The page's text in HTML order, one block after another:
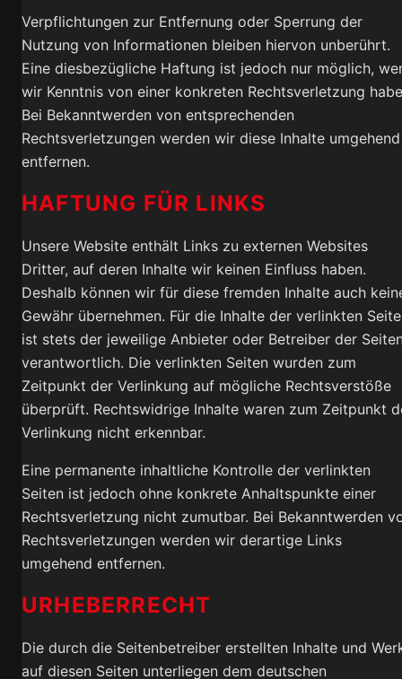
Verpflichtungen zur Entfernung oder Sperrung der
Nutzung von Informationen bleiben hiervon unberührt.
Eine diesbezügliche Haftung ist jedoch nur möglich,
wir Kenntnis von einer konkreten Rechtsverletzung
Bei Bekanntwerden von entsprechenden
Rechtsverletzungen werden wir diese Inhalte umgehend
entfernen.
HAFTUNG FÜR LINKS
Unsere Website enthält Links zu externen Websites
Dritter, auf deren Inhalte wir keinen Einfluss haben.
Deshalb können wir für diese fremden Inhalte auch
Gewähr übernehmen. Für die Inhalte der verlinkten
ist stets der jeweilige Anbieter oder Betreiber der
verantwortlich. Die verlinkten Seiten wurden zum
Zeitpunkt der Verlinkung auf mögliche Rechtsverstöße
überprüft. Rechtswidrige Inhalte waren zum Zeitpunkt
Verlinkung nicht erkennbar.
Eine permanente inhaltliche Kontrolle der verlinkten
Seiten ist jedoch ohne konkrete Anhaltspunkte einer
Rechtsverletzung nicht zumutbar. Bei Bekanntwerden
Rechtsverletzungen werden wir derartige Links
umgehend entfernen.
URHEBERRECHT
Die durch die Seitenbetreiber erstellten Inhalte und
auf diesen Seiten unterliegen dem deutschen